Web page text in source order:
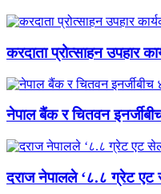
करदाता प्रोत्साहन उपहार
नेपाल बैंक र चितवन
दराज नेपालले ‘८.८ ग्रेट एट